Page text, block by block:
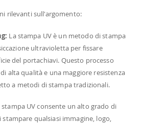
rilevanti sull'argomento:
La stampa UV è un metodo di stampa
ultravioletta per fissare
del portachiavi. Questo processo
alta qualità e una maggiore resistenza
a metodi di stampa tradizionali.
stampa UV consente un alto grado di
stampare qualsiasi immagine, logo,